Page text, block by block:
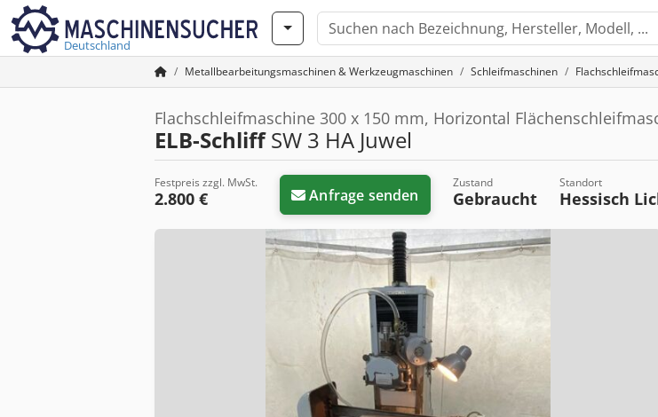
Deutschland
Metallbearbeitungsmaschinen & Werkzeugmaschinen Schleifmaschinen
Flachschleifmaschine 300 x 150 mm, Horizontal
ELB-SchliffSW 3 HA Juwel
Festpreis zzgl. MwSt.
2.800 € Anfrage senden
Zustand
Gebraucht
Standort
Hessisch